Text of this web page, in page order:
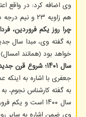
وی اضافه کرد: در واقع
هم زاویه ۲۳ و نیم درجه در آسمان می سازند، ایجاد می شود.
چرا روز یکم فروردین،
خواهد بود (همانند امسال) و زمانی
سال ۱۴۰۱؛ شروع قرن جدید
جعفری با اشاره به اینکه عموم مردم
سال ۱۴۰۰ است و یکم فروردین ۱۴۰۱، اولین روز قرن ۱۵ شمسی خواهد بود. ازاین رو اول فروردین مصادف است با شروع قرن پانزدهم.